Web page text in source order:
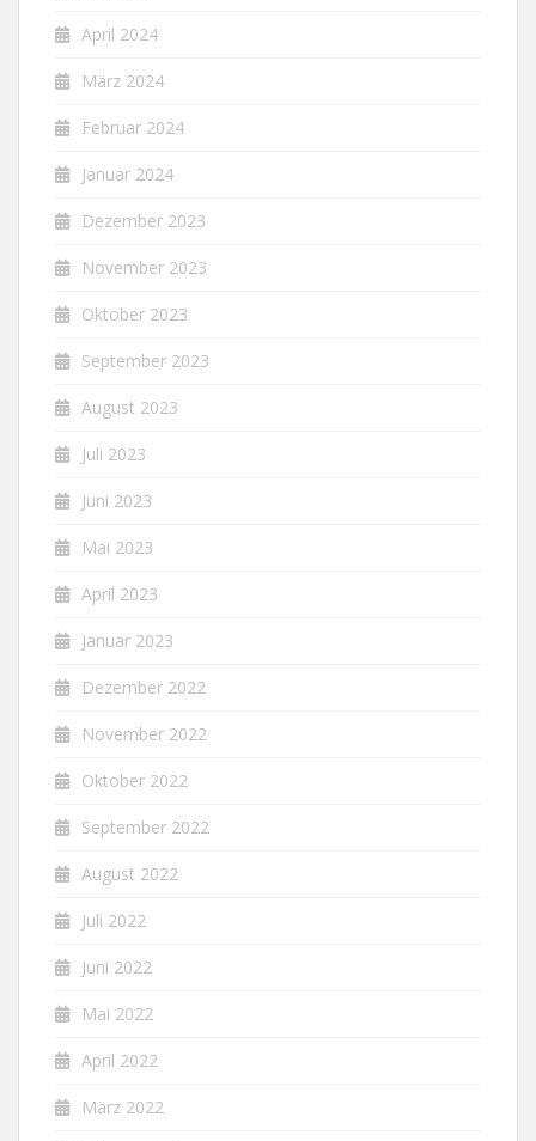
April 2024
März 2024
Februar 2024
Januar 2024
Dezember 2023
November 2023
Oktober 2023
September 2023
August 2023
Juli 2023
Juni 2023
Mai 2023
April 2023
Januar 2023
Dezember 2022
November 2022
Oktober 2022
September 2022
August 2022
Juli 2022
Juni 2022
Mai 2022
April 2022
März 2022